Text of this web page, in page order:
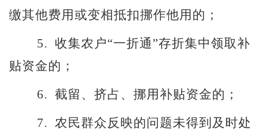
缴其他费用或变相抵扣挪作他用的；
5. 收集农户“一折通 ”存折集中领取补
贴资金的；
6. 截留、挤占、挪用补贴资金的；
7. 农民群众反映的问题未得到及时处